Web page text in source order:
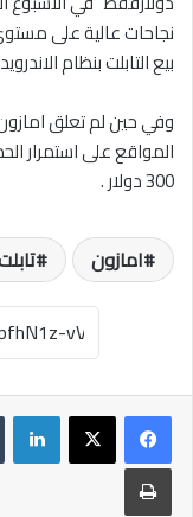
نجاحات عالية على
بيع التابلت بنظام
وفي حين لم تعلق
المواقع على استمرار
300 دولار .
امازون
طباعة